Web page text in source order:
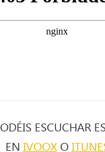
ESCUCHAR
EN IVOOXO